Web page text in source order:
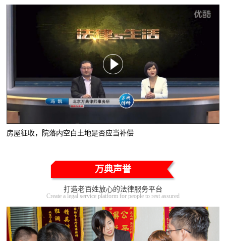
房屋征收，院落内空白土地是否应当补偿
万典声誉
打造老百姓放心的法律服务平台
Create a legal service platform for people to rest assured